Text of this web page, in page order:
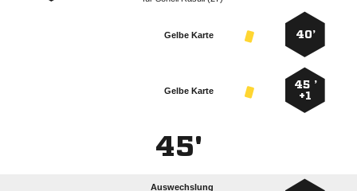
40’
Gelbe Karte
45 ’
+1
Gelbe Karte
45'
Auswechslung